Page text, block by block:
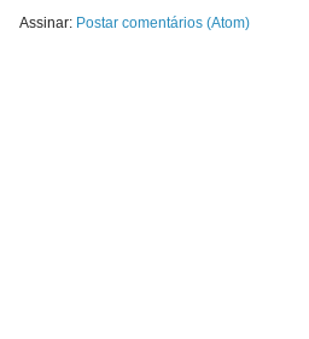
Assinar: Postar comentários (Atom)